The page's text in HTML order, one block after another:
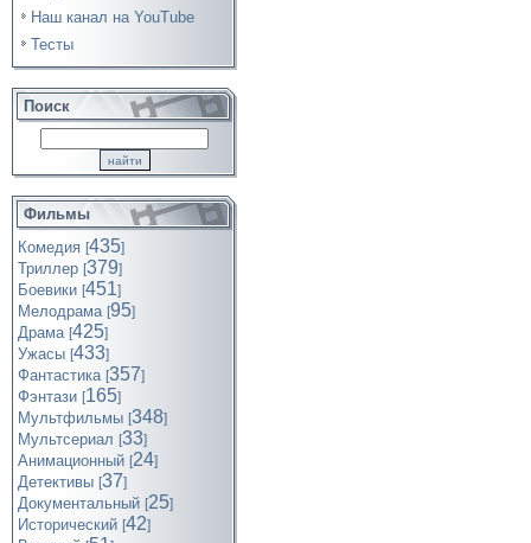
Наш канал на YouTube
Тесты
Поиск
Фильмы
Комедия [435]
Триллер [379]
Боевики [451]
Мелодрама [95]
Драма [425]
Ужасы [433]
Фантастика [357]
Фэнтази [165]
Мультфильмы [348]
Мультсериал [33]
Анимационный [24]
Детективы [37]
Документальный [25]
Исторический [42]